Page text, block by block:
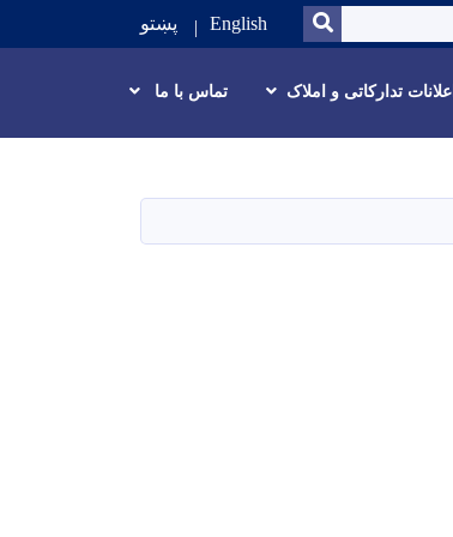
SEARCH
English پښتو
اعلانات تدارکاتی و املاک تماس با ما